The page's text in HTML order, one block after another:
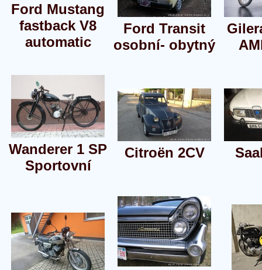
Ford Mustang
fastback V8
automatic
Ford Transit
osobní- obytný
Wanderer 1 SP
Sportovní
Citroën 2CV